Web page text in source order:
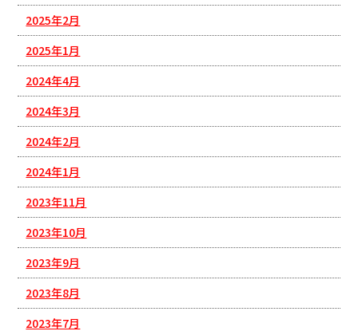
2025年2月
2025年1月
2024年4月
2024年3月
2024年2月
2024年1月
2023年11月
2023年10月
2023年9月
2023年8月
2023年7月